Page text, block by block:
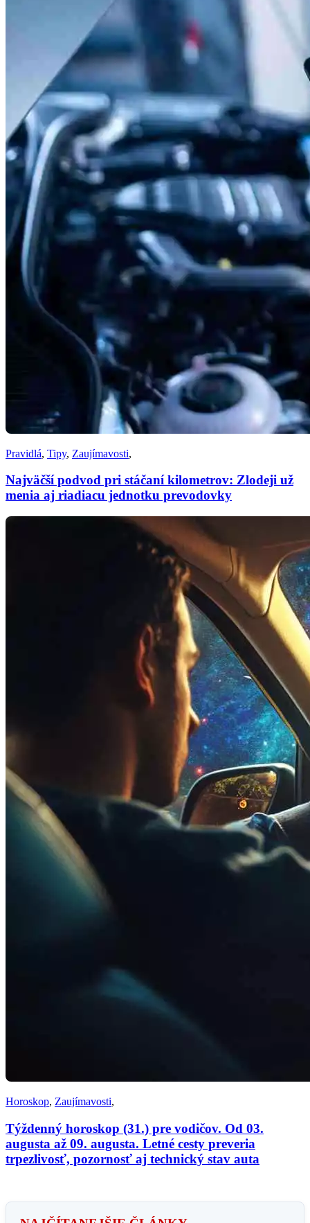
Pravidlá, Tipy, Zaujímavosti,
Najväčší podvod pri stáčaní kilometrov: Zlodeji už
menia aj riadiacu jednotku prevodovky
Horoskop, Zaujímavosti,
Týždenný horoskop (31.) pre vodičov. Od 03.
augusta až 09. augusta. Letné cesty preveria
trpezlivosť, pozornosť aj technický stav auta